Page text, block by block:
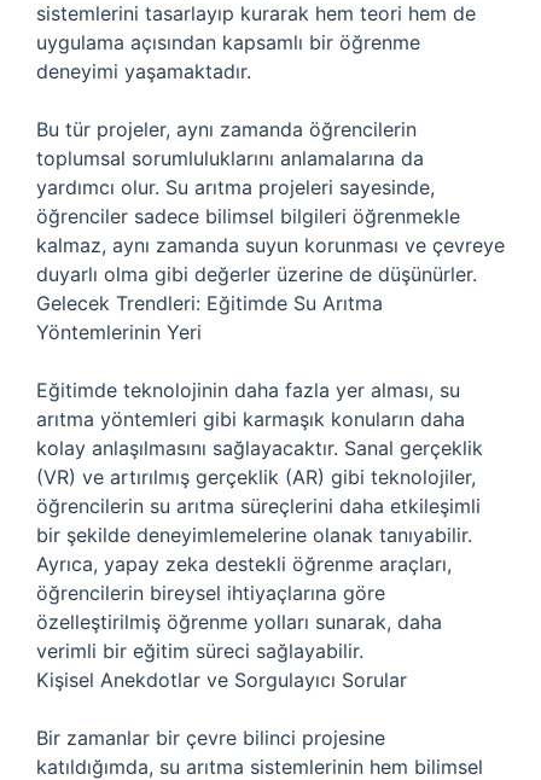
sistemlerini tasarlayıp kurarak hem teori hem de
uygulama açısından kapsamlı bir öğrenme
deneyimi yaşamaktadır.
Bu tür projeler, aynı zamanda öğrencilerin
toplumsal sorumluluklarını anlamalarına da
yardımcı olur. Su arıtma projeleri sayesinde,
öğrenciler sadece bilimsel bilgileri öğrenmekle
kalmaz, aynı zamanda suyun korunması ve çevreye
duyarlı olma gibi değerler üzerine de düşünürler.
Gelecek Trendleri: Eğitimde Su Arıtma
Yöntemlerinin Yeri
Eğitimde teknolojinin daha fazla yer alması, su
arıtma yöntemleri gibi karmaşık konuların daha
kolay anlaşılmasını sağlayacaktır. Sanal gerçeklik
(VR) ve artırılmış gerçeklik (AR) gibi teknolojiler,
öğrencilerin su arıtma süreçlerini daha etkileşimli
bir şekilde deneyimlemelerine olanak tanıyabilir.
Ayrıca, yapay zeka destekli öğrenme araçları,
öğrencilerin bireysel ihtiyaçlarına göre
özelleştirilmiş öğrenme yolları sunarak, daha
verimli bir eğitim süreci sağlayabilir.
Kişisel Anekdotlar ve Sorgulayıcı Sorular
Bir zamanlar bir çevre bilinci projesine
katıldığımda, su arıtma sistemlerinin hem bilimsel